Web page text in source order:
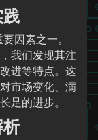
因素之一。
我们发现其注
进等特点。这
市场变化、满
足的进步。